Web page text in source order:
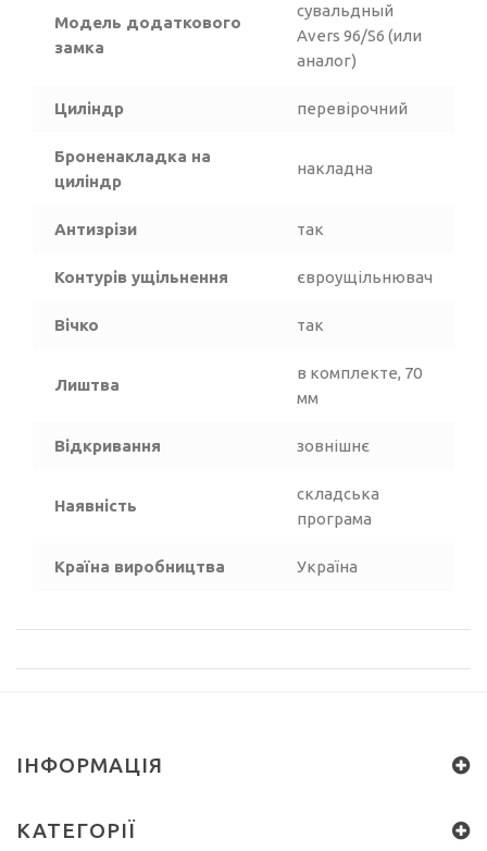
Модель додаткового
замка
сувальдный
Аvers 96/S6 (или
аналог)
Циліндр перевірочний
Броненакладка на
циліндр
накладна
Антизрізи так
Контурів ущільнення євроущільнювач
Вічко так
Лиштва
в комплекте, 70
мм
Відкривання зовнішнє
Наявність
складська
програма
Країна виробництва Україна
ІНФОРМАЦІЯ
КАТЕГОРІЇ